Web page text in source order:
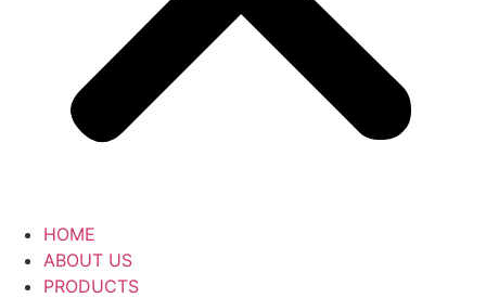
HOME
ABOUT US
PRODUCTS